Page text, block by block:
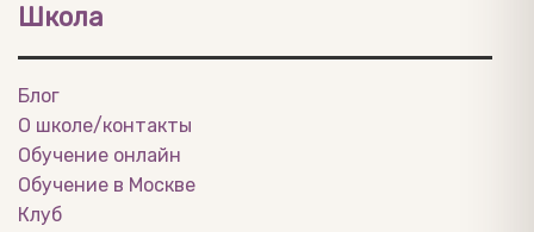
Школа
Блог
О школе/контакты
Обучение онлайн
Обучение в Москве
Клуб